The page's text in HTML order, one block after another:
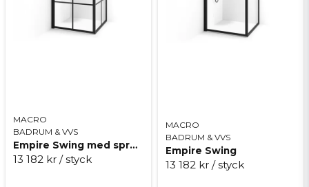
MACRO
BADRUM & VVS
Empire Swing med spröjs
13 182 kr / styck
MACRO
BADRUM & VVS
Empire Swing
13 182 kr / styck